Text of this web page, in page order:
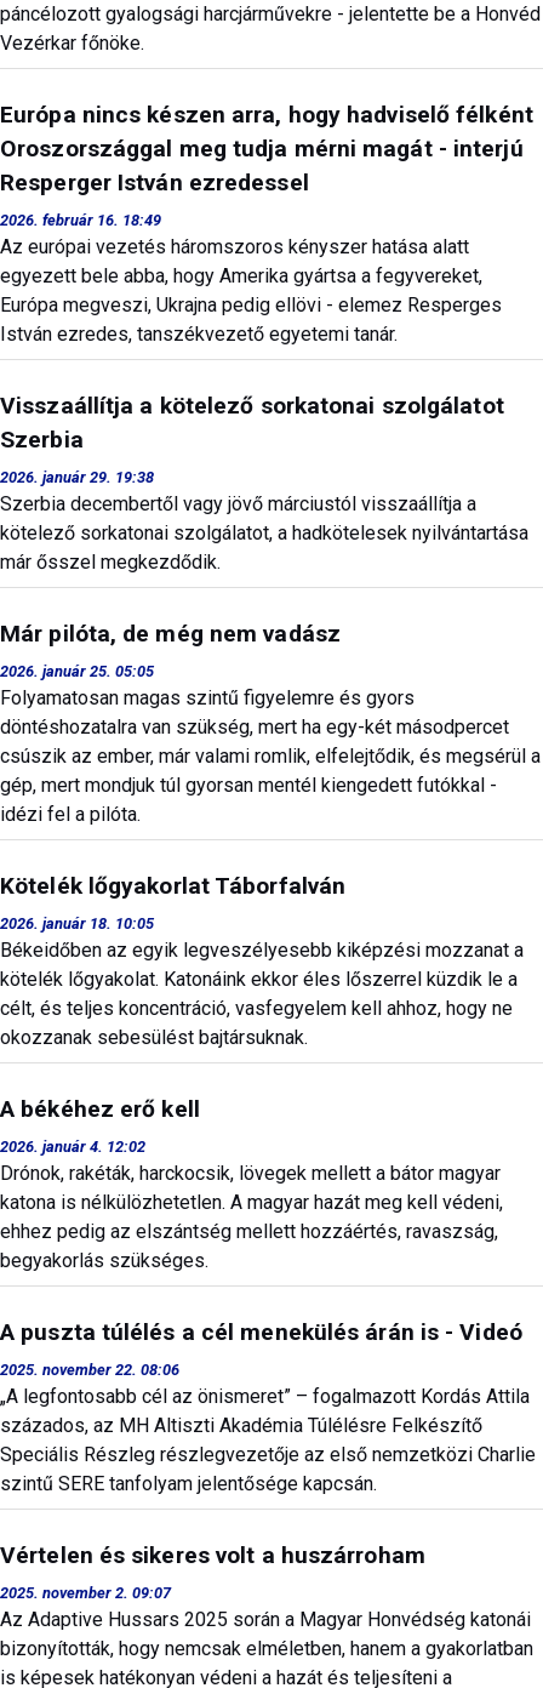
páncélozott gyalogsági harcjárművekre - jelentette be a Honvéd
Vezérkar főnöke.
Európa nincs készen arra, hogy hadviselő félként
Oroszországgal meg tudja mérni magát - interjú
Resperger István ezredessel
2026. február 16. 18:49
Az európai vezetés háromszoros kényszer hatása alatt
egyezett bele abba, hogy Amerika gyártsa a fegyvereket,
Európa megveszi, Ukrajna pedig ellövi - elemez Resperges
István ezredes, tanszékvezető egyetemi tanár.
Visszaállítja a kötelező sorkatonai szolgálatot
Szerbia
2026. január 29. 19:38
Szerbia decembertől vagy jövő márciustól visszaállítja a
kötelező sorkatonai szolgálatot, a hadkötelesek nyilvántartása
már ősszel megkezdődik.
Már pilóta, de még nem vadász
2026. január 25. 05:05
Folyamatosan magas szintű figyelemre és gyors
döntéshozatalra van szükség, mert ha egy-két másodpercet
csúszik az ember, már valami romlik, elfelejtődik, és megsérül a
gép, mert mondjuk túl gyorsan mentél kiengedett futókkal -
idézi fel a pilóta.
Kötelék lőgyakorlat Táborfalván
2026. január 18. 10:05
Békeidőben az egyik legveszélyesebb kiképzési mozzanat a
kötelék lőgyakolat. Katonáink ekkor éles lőszerrel küzdik le a
célt, és teljes koncentráció, vasfegyelem kell ahhoz, hogy ne
okozzanak sebesülést bajtársuknak.
A békéhez erő kell
2026. január 4. 12:02
Drónok, rakéták, harckocsik, lövegek mellett a bátor magyar
katona is nélkülözhetetlen. A magyar hazát meg kell védeni,
ehhez pedig az elszántség mellett hozzáértés, ravaszság,
begyakorlás szükséges.
A puszta túlélés a cél menekülés árán is - Videó
2025. november 22. 08:06
„A legfontosabb cél az önismeret” – fogalmazott Kordás Attila
százados, az MH Altiszti Akadémia Túlélésre Felkészítő
Speciális Részleg részlegvezetője az első nemzetközi Charlie
szintű SERE tanfolyam jelentősége kapcsán.
Vértelen és sikeres volt a huszárroham
2025. november 2. 09:07
Az Adaptive Hussars 2025 során a Magyar Honvédség katonái
bizonyították, hogy nemcsak elméletben, hanem a gyakorlatban
is képesek hatékonyan védeni a hazát és teljesíteni a